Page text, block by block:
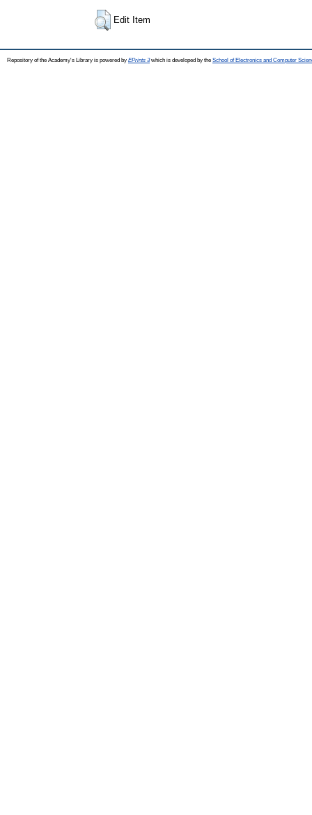
Edit Item
Repository of the Academy's Library is powered by EPrints 3which is developed by the School of Electronics and Computer